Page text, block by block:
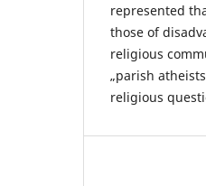
represented
those of
religious
„parish
religious